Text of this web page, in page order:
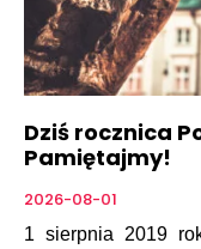
Dziś rocznica
Pamiętajmy!
2026-08-01
1 sierpnia 2019